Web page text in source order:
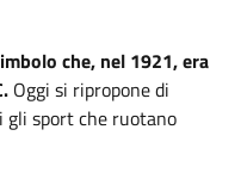
che, nel 1921, era
Oggi si ripropone di
sport che ruotano